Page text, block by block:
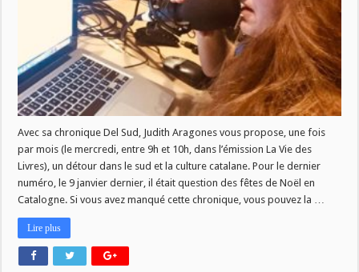
Catalogne
Avec sa chronique Del Sud, Judith Aragones vous propose, une fois
par mois (le mercredi, entre 9h et 10h, dans l’émission La Vie des
Livres), un détour dans le sud et la culture catalane. Pour le dernier
numéro, le 9 janvier dernier, il était question des fêtes de Noël en
Catalogne. Si vous avez manqué cette chronique, vous pouvez la …
Lire plus